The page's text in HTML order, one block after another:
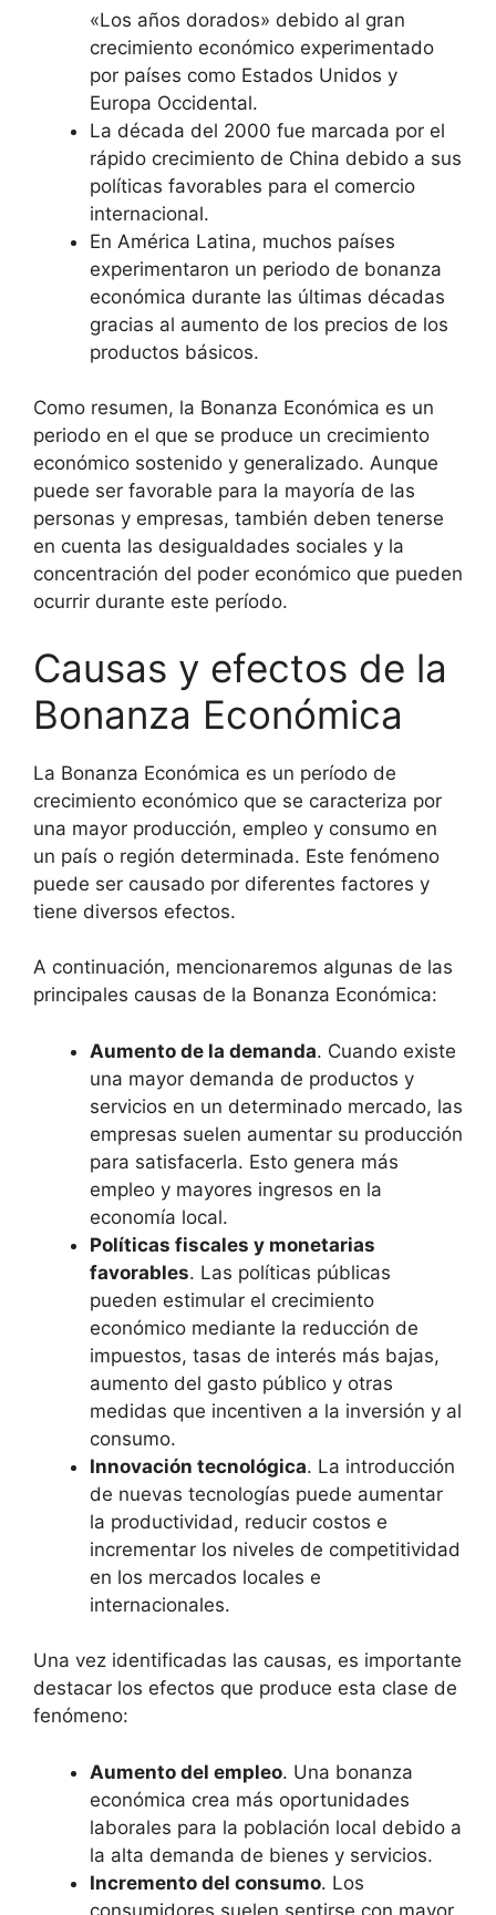
«Los años dorados» debido al gran
crecimiento económico experimentado
por países como Estados Unidos y
Europa Occidental.
La década del 2000 fue marcada por el
rápido crecimiento de China debido a sus
políticas favorables para el comercio
internacional.
En América Latina, muchos países
experimentaron un periodo de bonanza
económica durante las últimas décadas
gracias al aumento de los precios de los
productos básicos.
Como resumen, la Bonanza Económica es un
periodo en el que se produce un crecimiento
económico sostenido y generalizado. Aunque
puede ser favorable para la mayoría de las
personas y empresas, también deben tenerse
en cuenta las desigualdades sociales y la
concentración del poder económico que pueden
ocurrir durante este período.
Causas y efectos de la
Bonanza Económica
La Bonanza Económica es un período de
crecimiento económico que se caracteriza por
una mayor producción, empleo y consumo en
un país o región determinada. Este fenómeno
puede ser causado por diferentes factores y
tiene diversos efectos.
A continuación, mencionaremos algunas de las
principales causas de la Bonanza Económica:
Aumento de la demanda. Cuando existe
una mayor demanda de productos y
servicios en un determinado mercado, las
empresas suelen aumentar su producción
para satisfacerla. Esto genera más
empleo y mayores ingresos en la
economía local.
Políticas fiscales y monetarias
favorables. Las políticas públicas
pueden estimular el crecimiento
económico mediante la reducción de
impuestos, tasas de interés más bajas,
aumento del gasto público y otras
medidas que incentiven a la inversión y al
consumo.
Innovación tecnológica. La introducción
de nuevas tecnologías puede aumentar
la productividad, reducir costos e
incrementar los niveles de competitividad
en los mercados locales e
internacionales.
Una vez identificadas las causas, es importante
destacar los efectos que produce esta clase de
fenómeno:
Aumento del empleo. Una bonanza
económica crea más oportunidades
laborales para la población local debido a
la alta demanda de bienes y servicios.
Incremento del consumo. Los
consumidores suelen sentirse con mayor